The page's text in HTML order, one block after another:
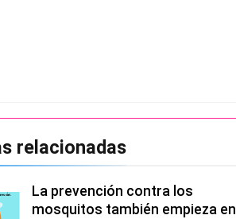
relacionadas
La prevención contra los
mosquitos también empieza en